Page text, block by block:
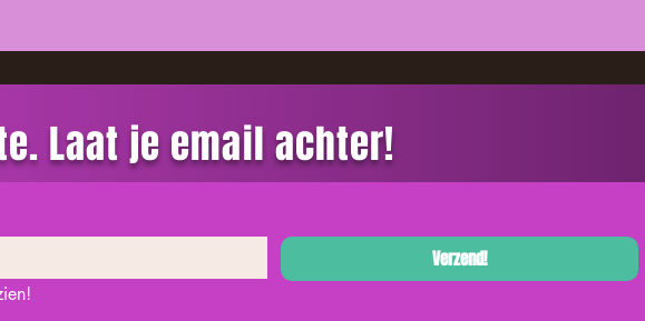
Laat je email achter!
Verzend!